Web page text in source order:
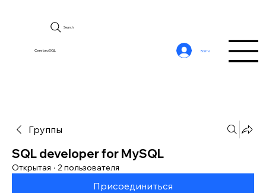
CerebroSQL
Search
Войти
Группы
SQL developer for MySQL
Открытая · 2 пользователя
Присоединиться